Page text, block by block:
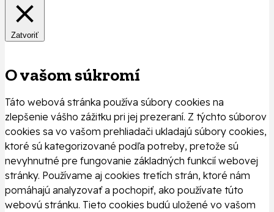
Zatvoriť
O vašom súkromí
Táto webová stránka používa súbory cookies na
zlepšenie vášho zážitku pri jej prezeraní. Z týchto súborov
cookies sa vo vašom prehliadači ukladajú súbory cookies,
ktoré sú kategorizované podľa potreby, pretože sú
nevyhnutné pre fungovanie základných funkcií webovej
stránky. Používame aj cookies tretích strán, ktoré nám
pomáhajú analyzovať a pochopiť, ako používate túto
webovú stránku. Tieto cookies budú uložené vo vašom